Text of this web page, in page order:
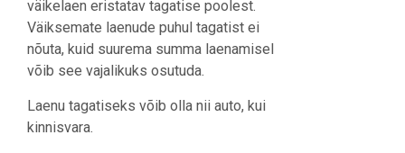
väikelaen eristatav tagatise poolest.
Väiksemate laenude puhul tagatist ei
nõuta, kuid suurema summa laenamisel
võib see vajalikuks osutuda.
Laenu tagatiseks võib olla nii auto, kui
kinnisvara.